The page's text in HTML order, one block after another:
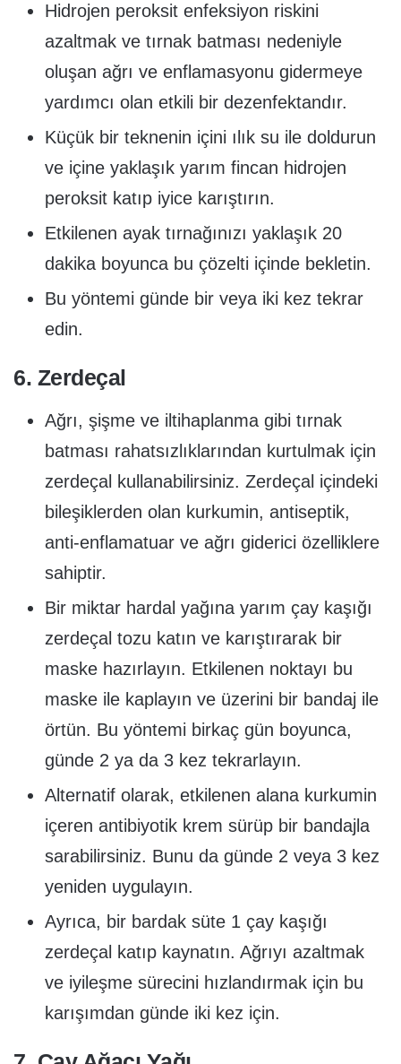
Hidrojen peroksit enfeksiyon riskini
azaltmak ve tırnak batması nedeniyle
oluşan ağrı ve enflamasyonu gidermeye
yardımcı olan etkili bir dezenfektandır.
Küçük bir teknenin içini ılık su ile doldurun
ve içine yaklaşık yarım fincan hidrojen
peroksit katıp iyice karıştırın.
Etkilenen ayak tırnağınızı yaklaşık 20
dakika boyunca bu çözelti içinde bekletin.
Bu yöntemi günde bir veya iki kez tekrar
edin.
6. Zerdeçal
Ağrı, şişme ve iltihaplanma gibi tırnak
batması rahatsızlıklarından kurtulmak için
zerdeçal kullanabilirsiniz. Zerdeçal içindeki
bileşiklerden olan kurkumin, antiseptik,
anti-enflamatuar ve ağrı giderici özelliklere
sahiptir.
Bir miktar hardal yağına yarım çay kaşığı
zerdeçal tozu katın ve karıştırarak bir
maske hazırlayın. Etkilenen noktayı bu
maske ile kaplayın ve üzerini bir bandaj ile
örtün. Bu yöntemi birkaç gün boyunca,
günde 2 ya da 3 kez tekrarlayın.
Alternatif olarak, etkilenen alana kurkumin
içeren antibiyotik krem sürüp bir bandajla
sarabilirsiniz. Bunu da günde 2 veya 3 kez
yeniden uygulayın.
Ayrıca, bir bardak süte 1 çay kaşığı
zerdeçal katıp kaynatın. Ağrıyı azaltmak
ve iyileşme sürecini hızlandırmak için bu
karışımdan günde iki kez için.